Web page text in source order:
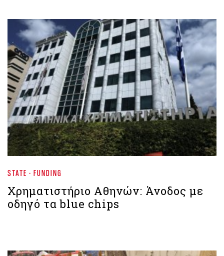
STATE - FUNDING
Χρηματιστήριο Aθηνών: Άνοδος με
οδηγό τα blue chips